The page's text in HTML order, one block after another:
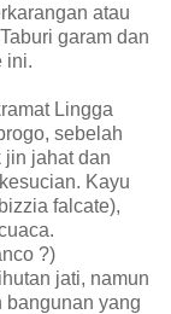
atau
garam dan
ini.
Lingga
sebelah
jin jahat dan
Kayu
falcate),
?)
jati, namun
bangunan yang